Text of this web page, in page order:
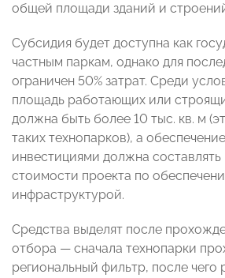
общей площади зданий и
Субсидия будет доступна как
частным паркам, однако для
ограничен 50% затрат. Среди
площадь работающих или
должна быть более 10 тыс. кв. м
таких технопарков), а
инвестициями должна составлять
стоимости проекта по
инфраструктурой.
Средства выделят после
отбора — сначала технопарки
региональный фильтр, после чего